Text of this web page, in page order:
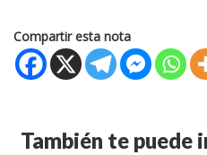
Compartir esta nota
También te puede